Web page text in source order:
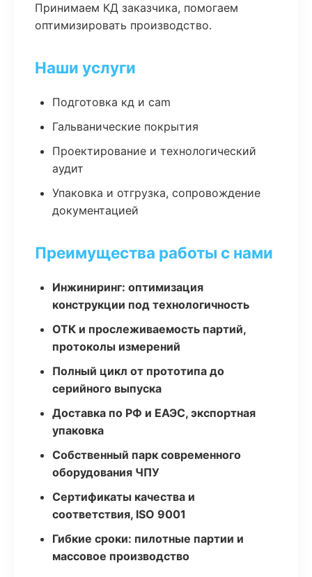
Принимаем КД заказчика, помогаем
оптимизировать производство.
Наши услуги
Подготовка кд и cam
Гальванические покрытия
Проектирование и технологический
аудит
Упаковка и отгрузка, сопровождение
документацией
Преимущества работы с нами
Инжиниринг: оптимизация
конструкции под технологичность
ОТК и прослеживаемость партий,
протоколы измерений
Полный цикл от прототипа до
серийного выпуска
Доставка по РФ и ЕАЭС, экспортная
упаковка
Собственный парк современного
оборудования ЧПУ
Сертификаты качества и
соответствия, ISO 9001
Гибкие сроки: пилотные партии и
массовое производство